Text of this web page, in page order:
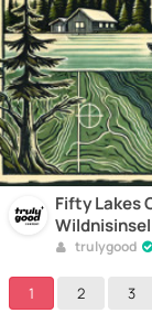
Fifty Lakes
online
trulygood
1 2 3